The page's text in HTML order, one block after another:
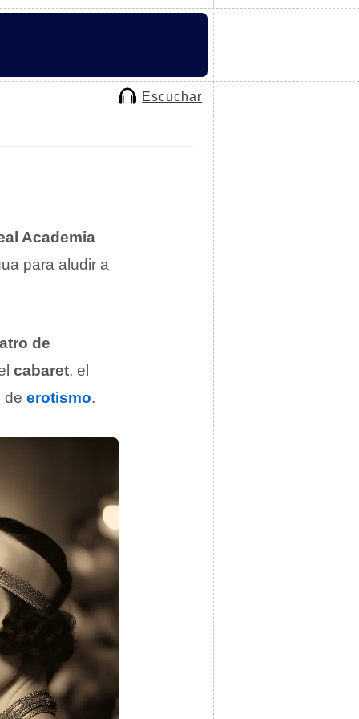
Escuchar
Academia
para aludir a
de
cabaret, el
de erotismo.